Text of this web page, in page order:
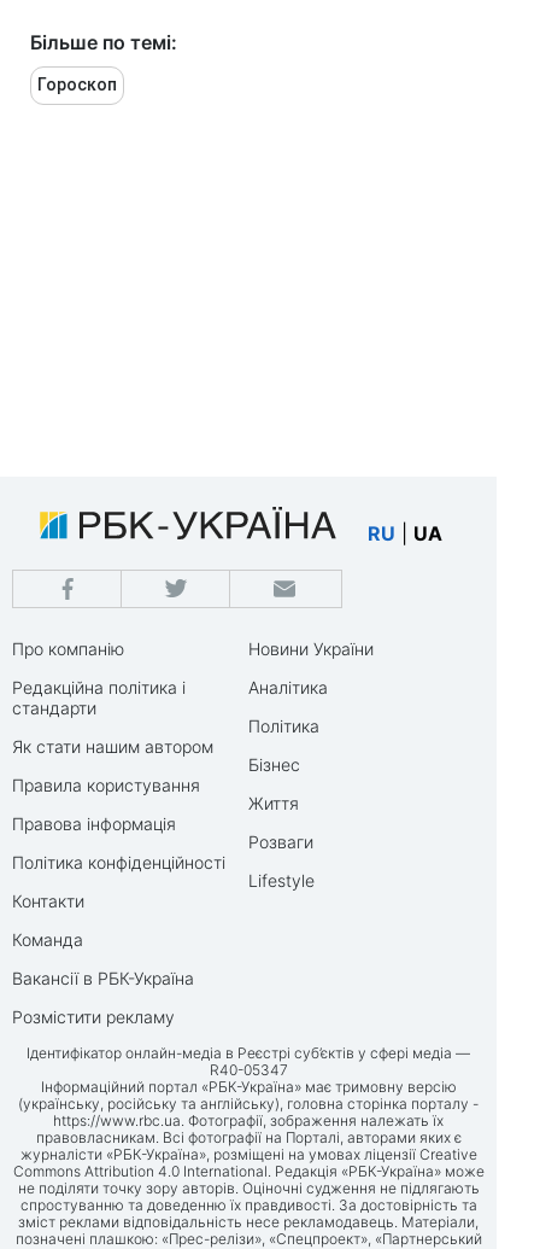
Більше по темі:
Гороскоп
RU UA
Про компанію
Редакційна політика і
стандарти
Як стати нашим автором
Правила користування
Правова інформація
Політика конфіденційності
Контакти
Команда
Вакансії в РБК-Україна
Розмістити рекламу
Новини України
Аналітика
Політика
Бізнес
Життя
Розваги
Lifestyle
Ідентифікатор онлайн-медіа в Реєстрі суб’єктів у сфері медіа —
R40-05347
Інформаційний портал «РБК-Україна» має тримовну версію
(українську, російську та англійську), головна сторінка порталу -
https://www.rbc.ua. Фотографії, зображення належать їх
правовласникам. Всі фотографії на Порталі, авторами яких є
журналісти «РБК-Україна», розміщені на умовах ліцензії Creative
Commons Attribution 4.0 International. Редакція «РБК-Україна» може
не поділяти точку зору авторів. Оціночні судження не підлягають
спростуванню та доведенню їх правдивості. За достовірність та
зміст реклами відповідальність несе рекламодавець. Матеріали,
позначені плашкою: «Прес-релізи», «Спецпроект», «Партнерський